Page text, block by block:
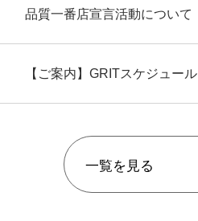
品質一番店宣言活動について
【ご案内】GRITスケジュール
一覧を見る